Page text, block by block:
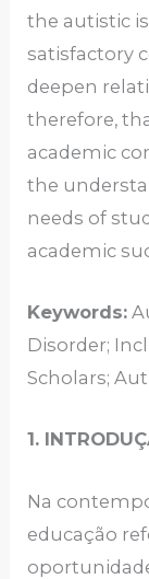
the autistic
satisfactory
deepen
therefore,
academic
the
needs of
academic
Keywords:
Disorder;
Scholars;
1.
Na
educação